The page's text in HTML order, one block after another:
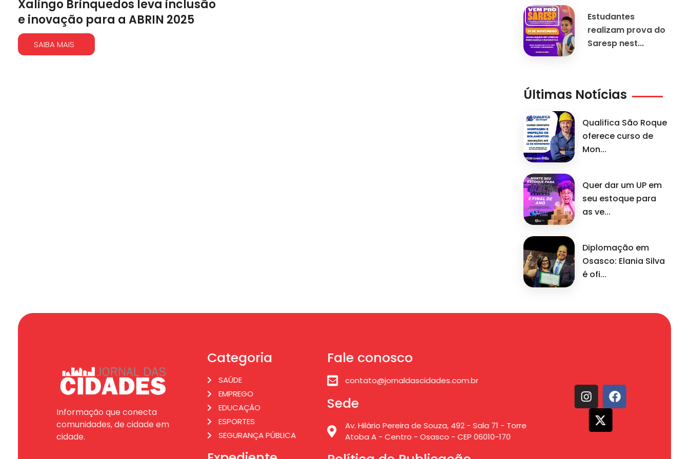
Xalingo Brinquedos leva inclusão
e inovação para a ABRIN 2025
SAIBA MAIS
Estudantes
realizam prova do
Saresp nest...
Últimas Notícias
Qualifica São Roque
oferece curso de
Mon...
Quer dar um UP em
seu estoque para
as ve...
Diplomação em
Osasco: Elania Silva
é ofi...
Informação que conecta
comunidades, de cidade em
cidade.
Categoria
SAÚDE
EMPREGO
EDUCAÇÃO
ESPORTES
SEGURANÇA PÚBLICA
Fale conosco
contato@jornaldascidades.com.br
Sede
Av. Hilário Pereira de Souza, 492 - Sala 71 - Torre
Atoba A - Centro - Osasco - CEP 06010-170